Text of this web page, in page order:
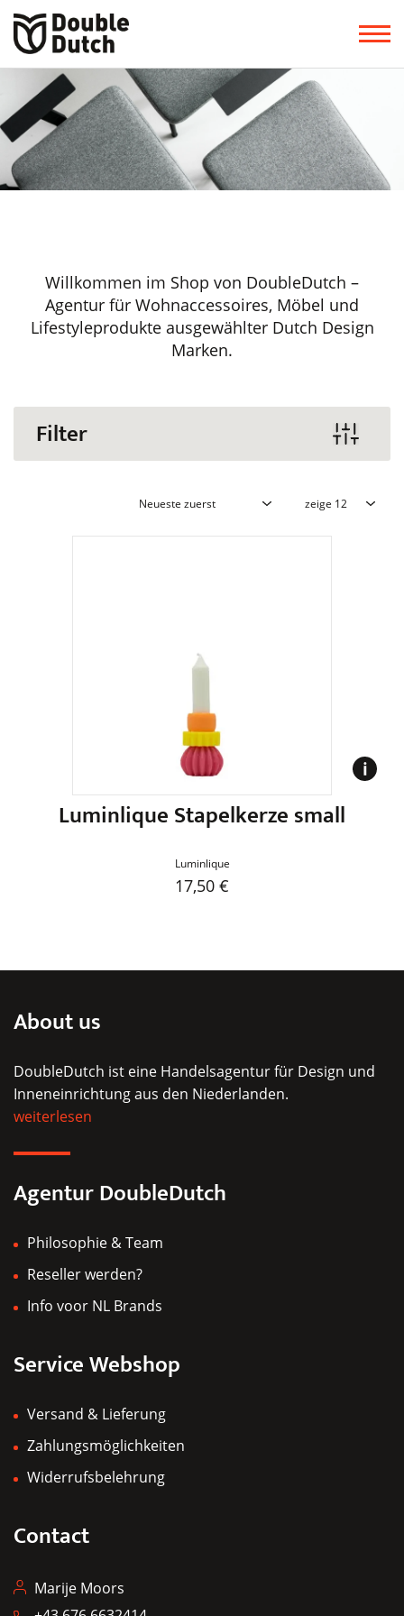
Willkommen im Shop von DoubleDutch –
Agentur für Wohnaccessoires, Möbel und
Lifestyleprodukte ausgewählter Dutch Design
Marken.
Filter
Luminlique Stapelkerze small
Luminlique
17,50 €
Optionen
können
gewählt
About us
DoubleDutch ist eine Handelsagentur für Design und
Inneneinrichtung aus den Niederlanden.
weiterlesen
Agentur DoubleDutch
Philosophie & Team
Reseller werden?
Info voor NL Brands
Service Webshop
Versand & Lieferung
Zahlungsmöglichkeiten
Widerrufsbelehrung
Contact
Marije Moors